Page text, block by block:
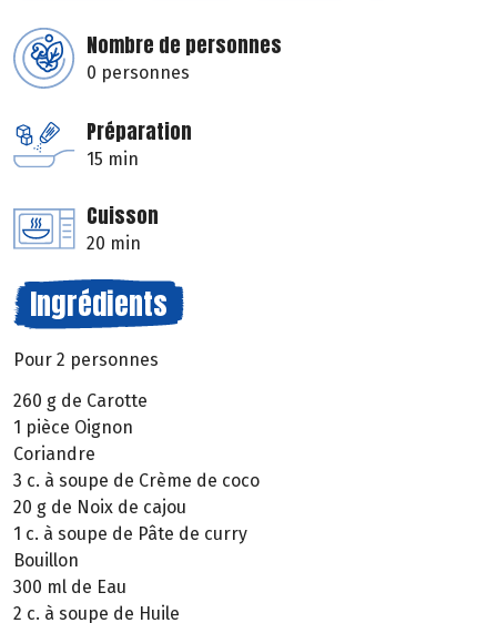
Nombre de personnes
0 personnes
Préparation
15 min
Cuisson
20 min
Ingrédients
Pour 2 personnes
260 g de Carotte
1 pièce Oignon
Coriandre
3 c. à soupe de Crème de coco
20 g de Noix de cajou
1 c. à soupe de Pâte de curry
Bouillon
300 ml de Eau
2 c. à soupe de Huile